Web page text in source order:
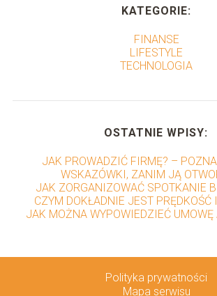
KATEGORIE:
FINANSE
LIFESTYLE
TECHNOLOGIA
OSTATNIE WPISY:
JAK PROWADZIĆ FIRMĘ? –
WSKAZÓWKI, ZANIM JĄ
JAK ZORGANIZOWAĆ SPOTKANIE
CZYM DOKŁADNIE JEST PRĘDKOŚĆ
JAK MOŻNA WYPOWIEDZIEĆ UMOWĘ
Polityka prywatności
Mapa serwisu